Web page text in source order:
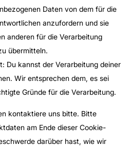
Daten von dem für die
anzufordern und sie
anderen für die Verarbeitung
übermitteln.
Du kannst der Verarbeitung deiner
Wir entsprechen dem, es sei
Gründe für die Verarbeitung.
kontaktiere uns bitte. Bitte
am Ende dieser Cookie-
darüber hast, wie wir